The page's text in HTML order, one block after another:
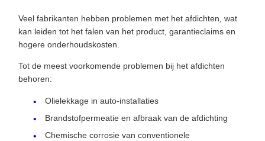
Veel fabrikanten hebben problemen met het afdichten, wat
kan leiden tot het falen van het product, garantieclaims en
hogere onderhoudskosten.
Tot de meest voorkomende problemen bij het afdichten
behoren:
Olielekkage in auto-installaties
Brandstofpermeatie en afbraak van de afdichting
Chemische corrosie van conventionele